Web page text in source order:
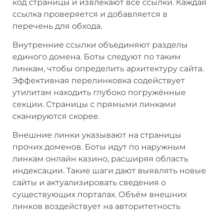
код страницы и извлекают все ссылки. Каждая
ссылка проверяется и добавляется в
перечень для обхода.
Внутренние ссылки объединяют разделы
единого домена. Боты следуют по таким
линкам, чтобы определить архитектуру сайта.
Эффективная перелинковка содействует
утилитам находить глубоко погружённые
секции. Страницы с прямыми линками
сканируются скорее.
Внешние линки указывают на страницы
прочих доменов. Боты идут по наружным
линкам онлайн казино, расширяя область
индексации. Такие шаги дают выявлять новые
сайты и актуализировать сведения о
существующих порталах. Объём внешних
линков воздействует на авторитетность